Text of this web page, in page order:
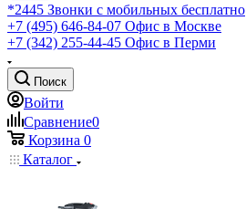
*2445 Звонки с мобильных бесплатно
+7 (495) 646-84-07 Офис в Москве
+7 (342) 255-44-45 Офис в Перми
Поиск
Войти
Сравнение0
Корзина 0
Каталог